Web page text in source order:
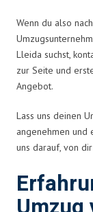
Wenn du also
Lleida suchst,
zur Seite und
Angebot.
Lass uns deinen
angenehmen und
uns darauf, von